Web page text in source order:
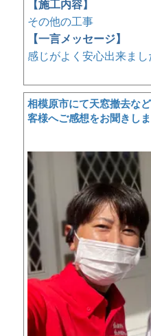
【施工内容】
その他の工事
【一言メッセージ】
感じがよく安心出来まし
相模原市にて天窓撤去な
客様へご感想をお聞きし